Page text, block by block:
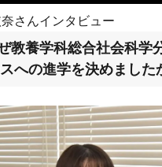
さんインタビュー
養学科総合社会科学
への進学を決めました